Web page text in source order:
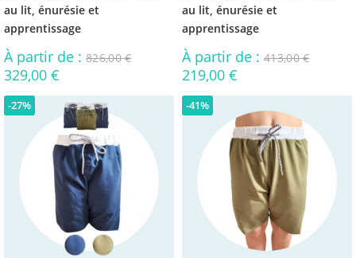
au lit, énurésie et
apprentissage
À partir de : 826,00€
329,00 €
au lit, énurésie et
apprentissage
À partir de : 413,00€
219,00 €
-27% -41%